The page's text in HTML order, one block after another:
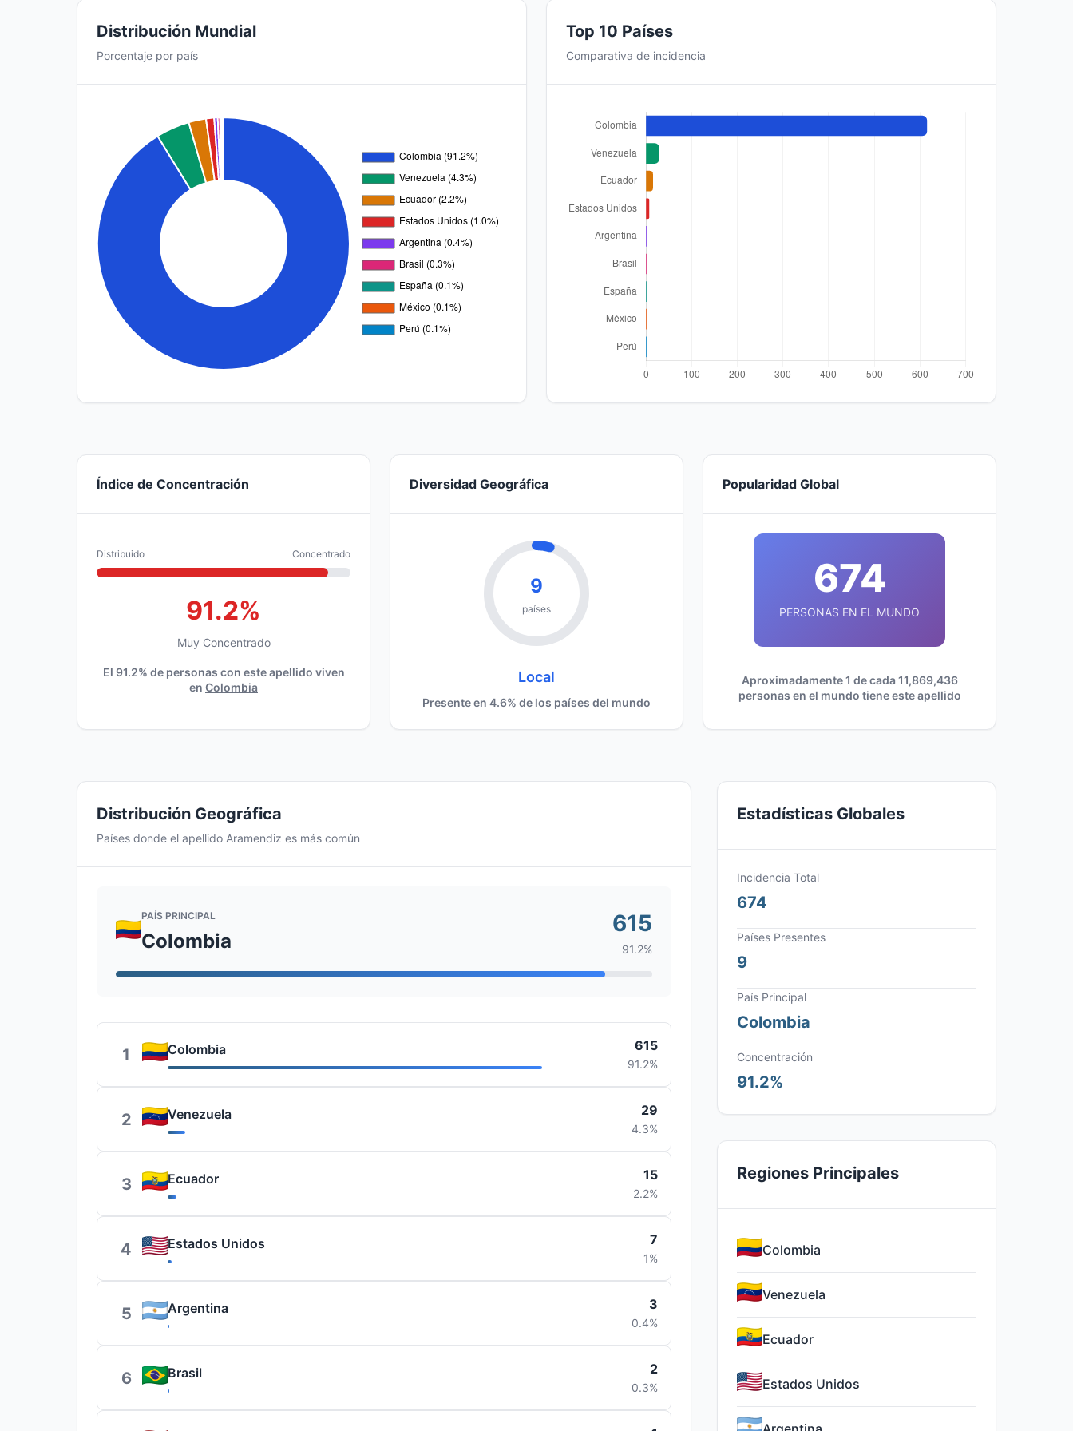
Distribución Mundial
Porcentaje por país
Top 10 Países
Comparativa de incidencia
Índice de Concentración
Distribuido Concentrado
91.2%
Muy Concentrado
El 91.2% de personas con este apellido viven
en Colombia
Diversidad Geográfica
9
países
Local
Presente en 4.6% de los países del mundo
Popularidad Global
674
PERSONAS EN EL MUNDO
Aproximadamente 1 de cada 11,869,436
personas en el mundo tiene este apellido
Distribución Geográfica
Países donde el apellido Aramendiz es más común
PAÍS PRINCIPAL
Colombia
615
91.2%
1 Colombia 615
91.2%
2 Venezuela 29
4.3%
3 Ecuador 15
2.2%
4 Estados Unidos 7
1%
5 Argentina 3
0.4%
6 Brasil 2
0.3%
Estadísticas Globales
Incidencia Total
674
Países Presentes
9
País Principal
Colombia
Concentración
91.2%
Regiones Principales
Colombia
Venezuela
Ecuador
Estados Unidos